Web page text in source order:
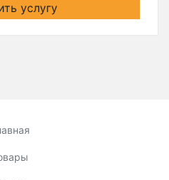
услугу